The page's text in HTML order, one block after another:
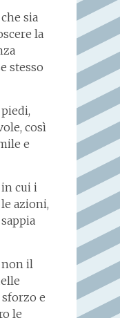
sia
la
stesso
così
e
cui i
azioni,
non il
e
le